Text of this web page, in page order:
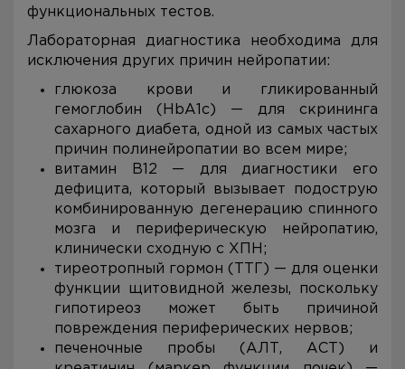
функциональных тестов.
Лабораторная диагностика необходима для
исключения других причин нейропатии:
глюкоза крови и гликированный
гемоглобин (HbA1c) — для скрининга
сахарного диабета, одной из самых частых
причин полинейропатии во всем мире;
витамин B12 — для диагностики его
дефицита, который вызывает подострую
комбинированную дегенерацию спинного
мозга и периферическую нейропатию,
клинически сходную с ХПН;
тиреотропный гормон (ТТГ) — для оценки
функции щитовидной железы, поскольку
гипотиреоз может быть причиной
повреждения периферических нервов;
печеночные пробы (АЛТ, АСТ) и